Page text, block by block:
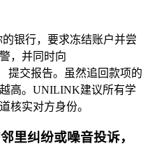
银行，要求冻结账户并尝
，并同时向
提交报告。虽然追回款项的
高。UNILINK建议所有学
核实对方身份。
里纠纷或噪音投诉，